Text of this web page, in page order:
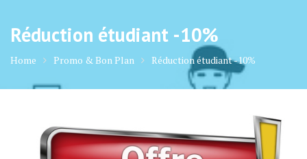
Réduction étudiant -10%
Home Promo & Bon Plan Réduction étudiant -10%